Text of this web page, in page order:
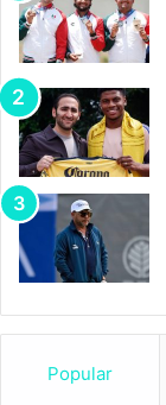
Popular